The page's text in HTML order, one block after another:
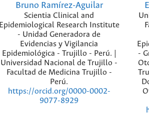
Bruno Ramírez-Aguilar
Scientia Clinical and
Epidemiological Research Institute
- Unidad Generadora de
Evidencias y Vigilancia
Epidemiológica - Trujillo - Perú. |
Universidad Nacional de Trujillo -
Facultad de Medicina Trujillo -
Perú.
https://orcid.org/0000-0002-
9077-8929
-